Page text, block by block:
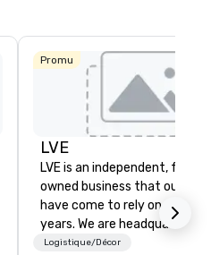
Promu
LVE
LVE is an independent, family
owned business that our
have come to rely on for
years. We are headquartered
Las Vegas and have satellite
Logistique/Décor